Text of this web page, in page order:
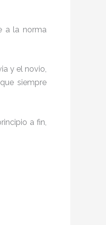
a la norma
y el novio,
siempre
a fin,